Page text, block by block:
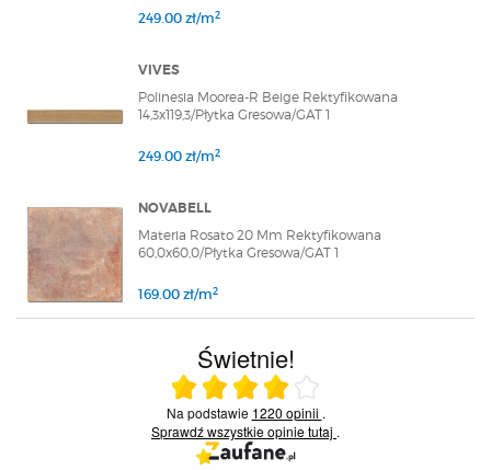
249.00 zł/m2
VIVES
Polinesia Moorea-R Beige Rektyfikowana
14,3x119,3/Płytka Gresowa/GAT 1
249.00 zł/m2
NOVABELL
Materia Rosato 20 Mm Rektyfikowana
60,0x60,0/Płytka Gresowa/GAT 1
169.00 zł/m2
Świetnie!
Ocena średnia 4 na 5
Na podstawie 1220 opinii .
Sprawdź wszystkie opinietutaj .